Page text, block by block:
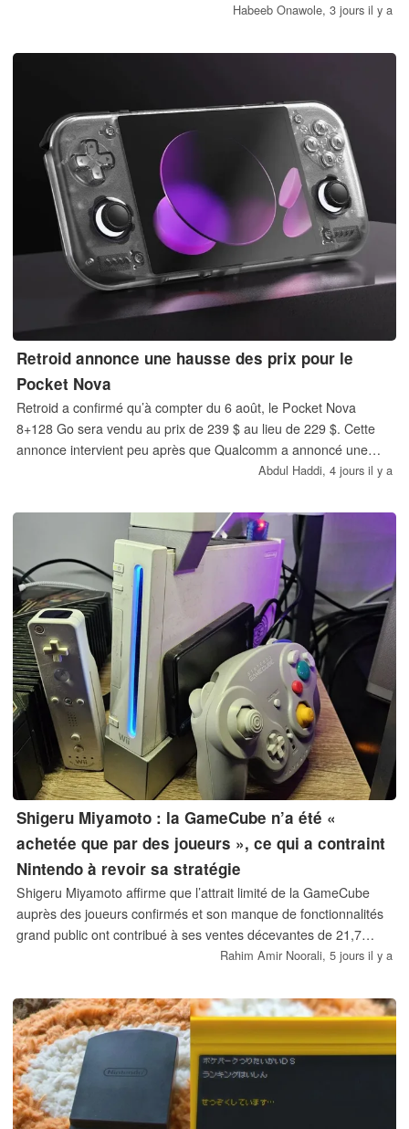
Habeeb Onawole, 3 jours il y a
Retroid annonce une hausse des prix pour le
Pocket Nova
Retroid a confirmé qu’à compter du 6 août, le Pocket Nova
8+128 Go sera vendu au prix de 239 $ au lieu de 229 $. Cette
annonce intervient peu après que Qualcomm a annoncé une
Abdul Haddi, 4 jours il y a
Shigeru Miyamoto : la GameCube n’a été «
achetée que par des joueurs », ce qui a contraint
Nintendo à revoir sa stratégie
Shigeru Miyamoto affirme que l’attrait limité de la GameCube
auprès des joueurs confirmés et son manque de fonctionnalités
grand public ont contribué à ses ventes décevantes de 21,7
millions d’exemplaires, ce qui a incité Nintendo à repenser la
Rahim Amir Noorali, 5 jours il y a